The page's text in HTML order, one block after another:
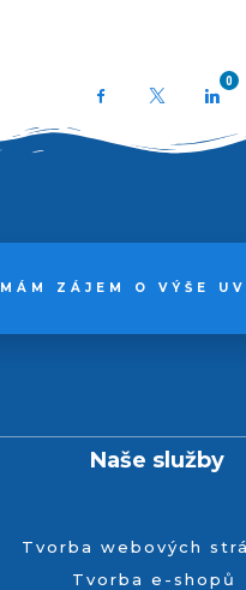
Facebook
0
MÁM ZÁJEM O VÝŠE
Naše služby
Tvorba webových
Tvorba e-shopů